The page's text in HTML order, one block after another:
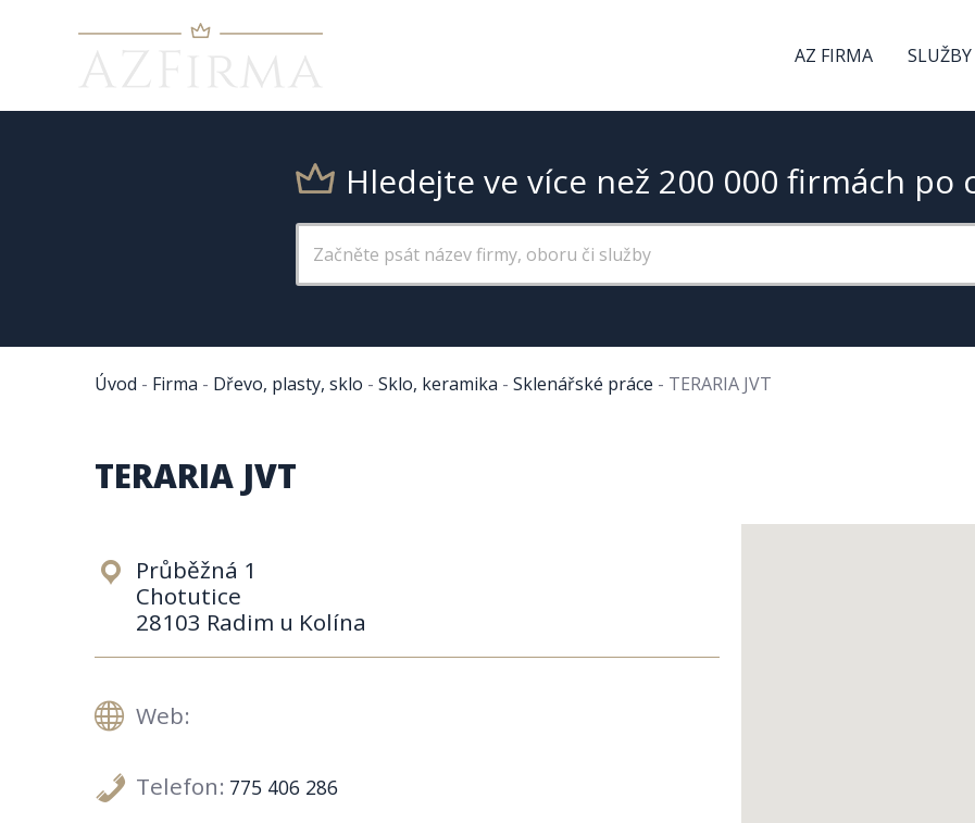
AZ FIRMA SLUŽBY
Hledejte ve více než 200 000 firmách po
Úvod - Firma - Dřevo, plasty, sklo - Sklo, keramika - Sklenářské práce - TERARIA JVT
TERARIA JVT
Průběžná 1
Chotutice
28103 Radim u Kolína
Web:
Telefon: 775 406 286